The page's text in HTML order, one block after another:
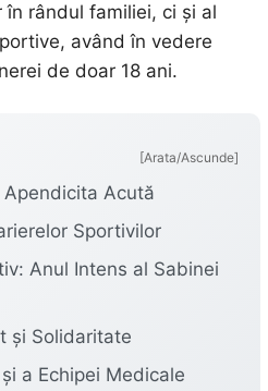
rândul familiei, ci și al
având în vedere
de doar 18 ani.
[Arata/Ascunde]
Acută
Sportivilor
Anul Intens al Sabinei
și Solidaritate
a Echipei Medicale